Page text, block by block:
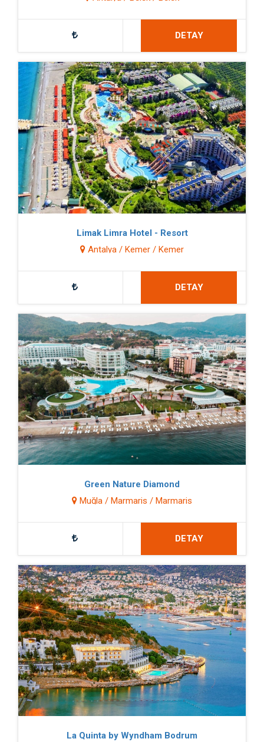
DETAY
Limak Limra Hotel - Resort
Antalya / Kemer / Kemer
DETAY
Green Nature Diamond
Muğla / Marmaris / Marmaris
DETAY
La Quinta by Wyndham Bodrum